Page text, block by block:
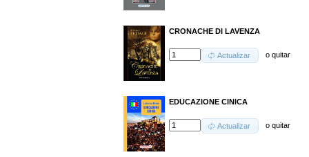
CRONACHE DI LAVENZA
Actualizar oquitar
EDUCAZIONE CINICA
Actualizar oquitar